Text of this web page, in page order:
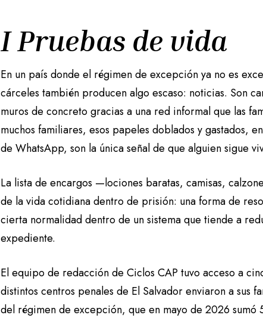
I Pruebas de vida
En un país donde el régimen de excepción ya no es
cárceles también producen algo escaso: noticias. Son
muros de concreto gracias a una red informal que las
muchos familiares, esos papeles doblados y gastados,
de WhatsApp, son la única señal de que alguien sigue
La lista de encargos —lociones baratas, camisas,
de la vida cotidiana dentro de prisión: una forma de
cierta normalidad dentro de un sistema que tiende a
expediente.
El equipo de redacción de Ciclos CAP tuvo acceso a
distintos centros penales de El Salvador enviaron a sus
del régimen de excepción, que en mayo de 2026